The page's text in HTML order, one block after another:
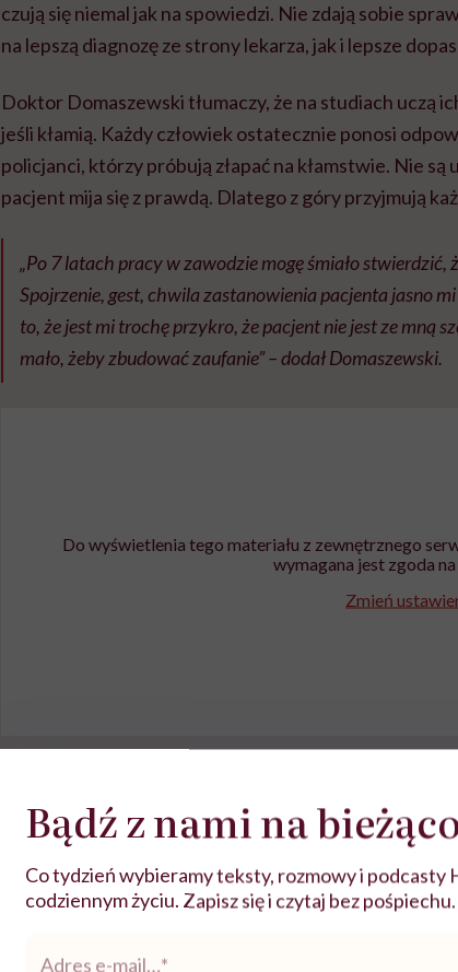
czują się niemal jak na spowiedzi. Nie zdają sobie
na lepszą diagnozę ze strony lekarza, jak i lepsze
Doktor Domaszewski tłumaczy, że na studiach uczą
jeśli kłamią. Każdy człowiek ostatecznie ponosi
policjanci, którzy próbują złapać na kłamstwie. Nie
pacjent mija się z prawdą. Dlatego z góry przyjmują
„Po 7 latach pracy w zawodzie mogę śmiało stwierdzić,
Spojrzenie, gest, chwila zastanowienia pacjenta jasno
to, że jest mi trochę przykro, że pacjent nie jest ze mną
mało, żeby zbudować zaufanie” – dodał Domaszewski.
Do wyświetlenia tego materiału z zewnętrznego
wymagana jest zgoda
Zmień
Bądź z nami na
Co tydzień wybieramy teksty, rozmowy i podcasty
codziennym życiu. Zapisz się i czytaj bez pośpiechu.